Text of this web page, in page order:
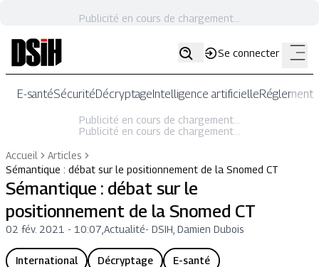
Publicité en cours de chargement...
Se connecter
E-santéSécuritéDécryptageIntelligence artificielle
Publicité en cours de chargement...
Publicité en cours de chargement...
Accueil
Articles
Sémantique : débat sur le positionnement de la Snomed CT
Sémantique : débat sur le
positionnement de la Snomed CT
02 fév. 2021 - 10:07 Actualité- DSIH, Damien Dubois
International Décryptage E-santé